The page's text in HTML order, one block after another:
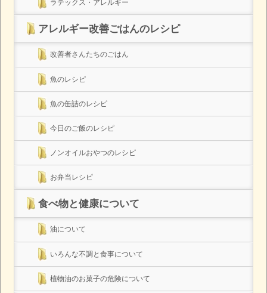
ラテックス・アレルギー
アレルギー改善ごはんのレシピ
改善者さんたちのごはん
魚のレシピ
魚の缶詰のレシピ
今日のご飯のレシピ
ノンオイルおやつのレシピ
お弁当レシピ
食べ物と健康について
油について
いろんな不調と食事について
植物油のお菓子の危険について